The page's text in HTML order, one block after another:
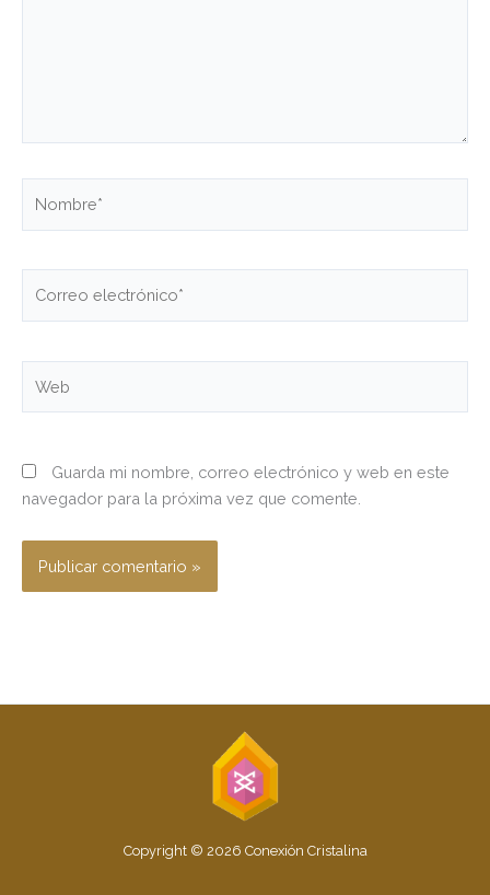
electrónico*
Guarda mi nombre, correo electrónico y web en este
navegador para la próxima vez que comente.
Copyright © 2026 Conexión Cristalina